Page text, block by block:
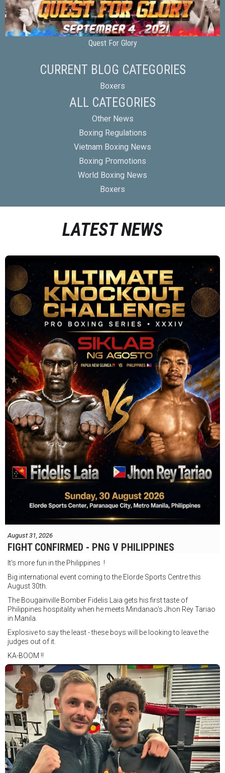
Quest For Glory
CURRENT BLOG CATEGORIES
Boxers
ALL CATEGORIES
Other News
Boxing Regulations
Vietnam Boxing News
Boxing Promotions
World Boxing News
Boxers
LATEST NEWS
August 31, 2026
FIGHT CONFIRMED - PNG V PHILIPPINES
It's more fun in the Philippines !
Big international event coming to the Elorde Sports Centre this
August 30th.
The Bougainville Bomber Fidelis Laia gets his first taste of
Philippines hospitality when he meets Mindanao's Jhon Rey Tariao
in Manila.
Explosive to say the least - these boys will be looking to leave the
judges out of it.
KA-BOOM !!